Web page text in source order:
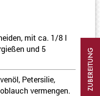
mit ca. 1/8 l
und 5
Petersilie,
vermengen.
ZUBEREITUNG